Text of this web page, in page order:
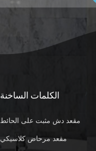
الكلمات الساخنة
مقعد دش مثبت على الحائط
مقعد مرحاض كلاسيكي